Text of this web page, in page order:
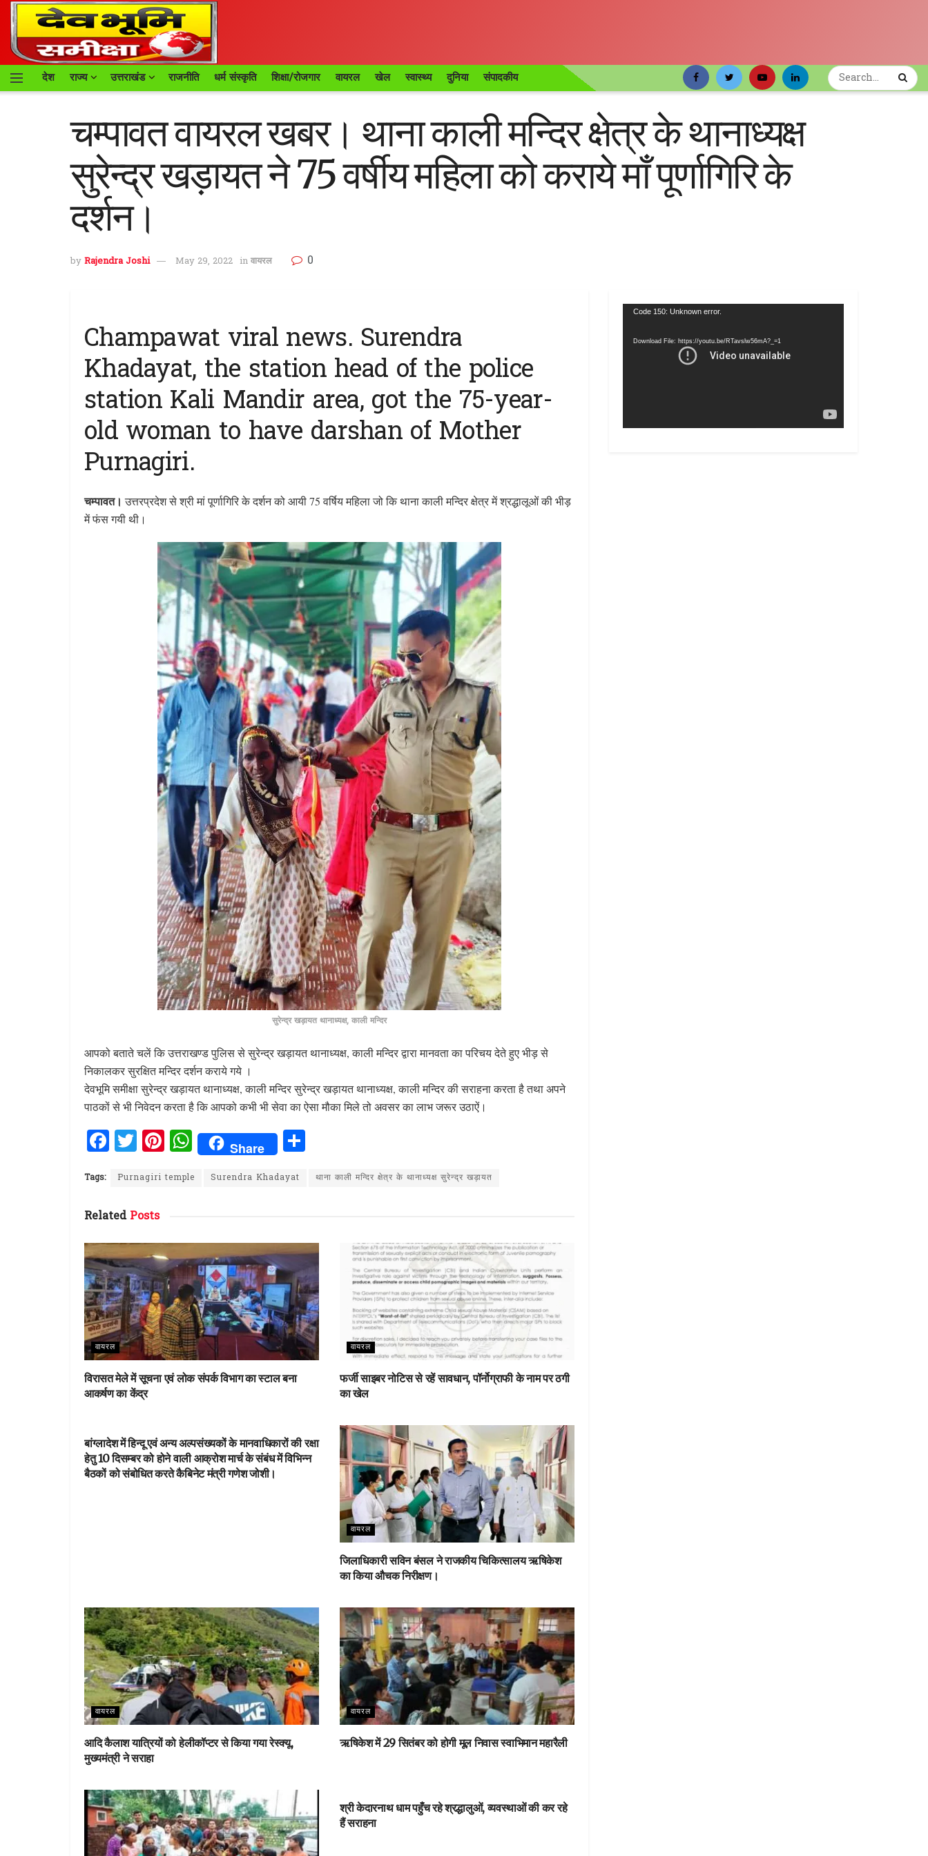
देश राज्य उत्तराखंड राजनीति धर्म संस्कृति शिक्षा/रोजगार वायरल खेल स्वास्थ्य दुनिया संपादकीय
चम्पावत वायरल खबर। थाना काली मन्दिर क्षेत्र के थानाध्यक्ष
सुरेन्द्र खड़ायत ने 75 वर्षीय महिला को कराये माँ पूर्णागिरि के
दर्शन।
by Rajendra Joshi May 29, 2022 in वायरल 0
Champawat viral news. Surendra
Khadayat, the station head of the police
station Kali Mandir area, got the 75-year-
old woman to have darshan of Mother
Purnagiri.
चम्पावत। उत्तरप्रदेश से श्री मां पूर्णागिरि के दर्शन को आयी 75 वर्षिय महिला जो कि थाना काली मन्दिर क्षेत्र में श्रद्धालूओं की भीड़
में फंस गयी थी।
सुरेन्द्र खड़ायत थानाध्यक्ष, काली मन्दिर
आपको बताते चलें कि उत्तराखण्ड पुलिस से सुरेन्द्र खड़ायत थानाध्यक्ष, काली मन्दिर द्वारा मानवता का परिचय देते हुए भीड़ से
निकालकर सुरक्षित मन्दिर दर्शन कराये गये ।
देवभूमि समीक्षा सुरेन्द्र खड़ायत थानाध्यक्ष, काली मन्दिर सुरेन्द्र खड़ायत थानाध्यक्ष, काली मन्दिर की सराहना करता है तथा अपने
पाठकों से भी निवेदन करता है कि आपको कभी भी सेवा का ऐसा मौका मिले तो अवसर का लाभ जरूर उठाऐं।
F
a
ce
b
o
o
k
T
w
it
te
r
Pi
n
te
W
h
at
p
p
Share
ar
Tags: Purnagiri temple Surendra Khadayat थाना काली मन्दिर क्षेत्र के थानाध्यक्ष सुरेन्द्र खड़ायत
RelatedPosts
वायरल
विरासत मेले में सूचना एवं लोक संपर्क विभाग का स्टाल बना
आकर्षण का केंद्र
वायरल
फर्जी साइबर नोटिस से रहें सावधान, पॉर्नोग्राफी के नाम पर ठगी
का खेल
बांग्लादेश में हिन्दू एवं अन्य अल्पसंख्यकों के मानवाधिकारों की रक्षा
हेतु 10 दिसम्बर को होने वाली आक्रोश मार्च के संबंध में विभिन्न
बैठकों को संबोधित करते कैबिनेट मंत्री गणेश जोशी।
वायरल
जिलाधिकारी सविन बंसल ने राजकीय चिकित्सालय ऋषिकेश
का किया औचक निरीक्षण।
वायरल
आदि कैलाश यात्रियों को हेलीकॉप्टर से किया गया रेस्क्यू,
मुख्यमंत्री ने सराहा
वायरल
ऋषिकेश में 29 सितंबर को होगी मूल निवास स्वाभिमान महारैली
श्री केदारनाथ धाम पहुँच रहे श्रद्धालुओं, व्यवस्थाओं की कर रहे
हैं सराहना
Video
Code 150: Unknown error.
Download File: https://youtu.be/RTavslw56mA?_=1